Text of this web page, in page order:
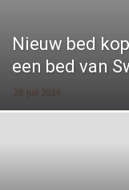
Nieuw bed
een bed van
28 juli 2026